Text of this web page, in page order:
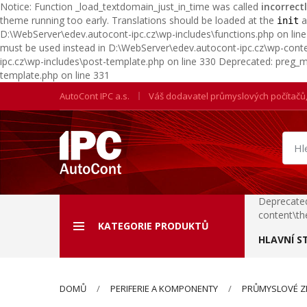
Notice: Function _load_textdomain_just_in_time was called
theme running too early. Translations should be loaded at the init
D:\WebServer\edev.autocont-ipc.cz\wp-includes\functions.php on
must be used instead in D:\WebServer\edev.autocont-ipc.cz\wp-
ipc.cz\wp-includes\post-template.php on line 330 Deprecated:
template.php on line 331
AutoCont IPC a.s. Váš dodavatel průmyslových
KATEGORIE PRODUKTŮ
HLAVNÍ
DOMŮ PERIFERIE A KOMPONENTY PRŮMYSLOVÉ